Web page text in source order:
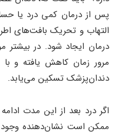
پس از درمان کمی درد یا
التهاب و تحریک بافت‌های
درمان ایجاد شود. در بیشتر
مرور زمان کاهش یافته و
دندان‌پزشک تسکین می‌یابد.
اگر درد بعد از این مدت
ممکن است نشان‌دهنده